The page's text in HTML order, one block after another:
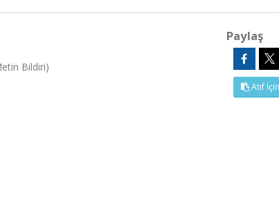
Bildiri)
Paylaş
Atıf